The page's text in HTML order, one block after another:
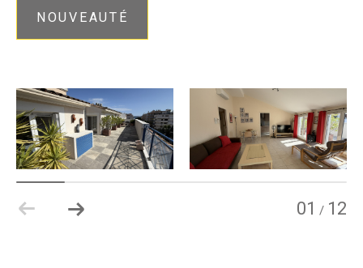
NOUVEAUTÉ
01 / 12